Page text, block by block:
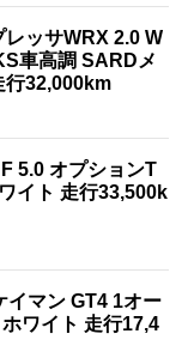
レッサWRX 2.0 W
車高調 SARDメ
行32,000km
5.0 オプションT
イト 走行33,500k
イマン GT4 1オー
ワイト 走行17,4